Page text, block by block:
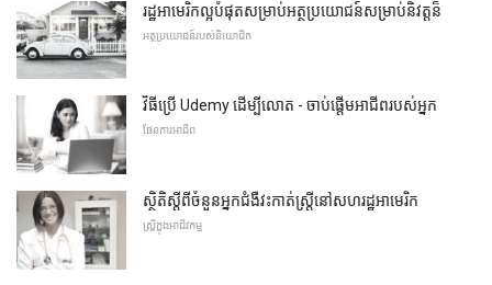
រដ្ឋអាមេរិកល្អបំផុតសម្រាប់អត្ថប្រយោជន៍សម្រាប់និវត្តន៏
អត្ថប្រយោជន៍របស់និយោជិក
វិធីប្រើ Udemy ដើម្បីលោត - ចាប់ផ្ដើមអាជីពរបស់អ្នក
ផែនការអាជីព
ស្ថិតិស្តីពីចំនួនអ្នកជំងឺវះកាត់ស្ត្រីនៅសហរដ្ឋអាមេរិក
ស្ត្រីក្នុងអាជីវកម្ម